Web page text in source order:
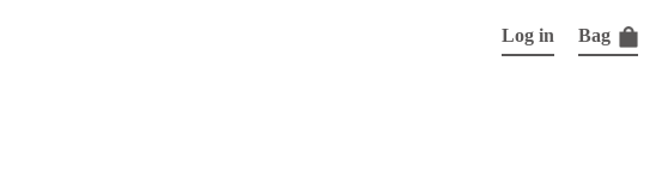
Log in Bag